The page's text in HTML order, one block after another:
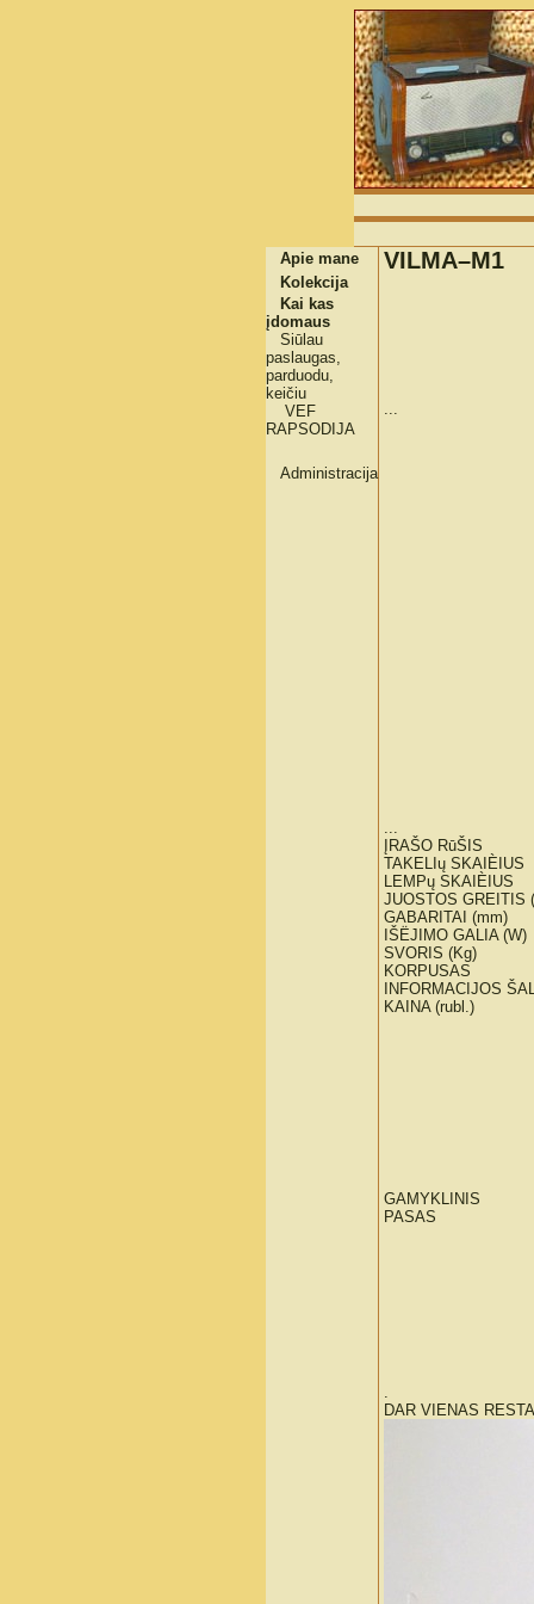
Apie mane
Kolekcija
Kai kas
įdomaus
Siūlau
paslaugas,
parduodu,
keičiu
VEF
RAPSODIJA
Administracija
VILMA–M1
...
...
ĮRAŠO RūŠIS
TAKELIų SKAIÈIUS
LEMPų SKAIÈIUS
JUOSTOS GREITIS
GABARITAI (mm)
IŠËJIMO GALIA (W)
SVORIS (Kg)
KORPUSAS
INFORMACIJOS
KAINA (rubl.)
GAMYKLINIS
PASAS
.
DAR VIENAS